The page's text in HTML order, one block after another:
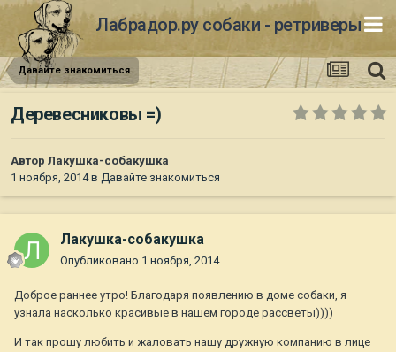
Лабрадор.ру собаки - ретриверы
Давайте знакомиться
Деревесниковы =)
Автор Лакушка-собакушка
1 ноября, 2014в Давайте знакомиться
Лакушка-собакушка
Опубликовано 1 ноября, 2014
Доброе раннее утро! Благодаря появлению в доме собаки, я
узнала насколько красивые в нашем городе рассветы))))
И так прошу любить и жаловать нашу дружную компанию в лице